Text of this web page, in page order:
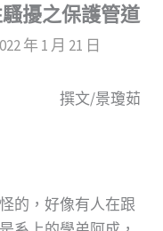
擾之保護管道
年 1 月 21 日
撰文/景瓊茹
的，好像有人在跟